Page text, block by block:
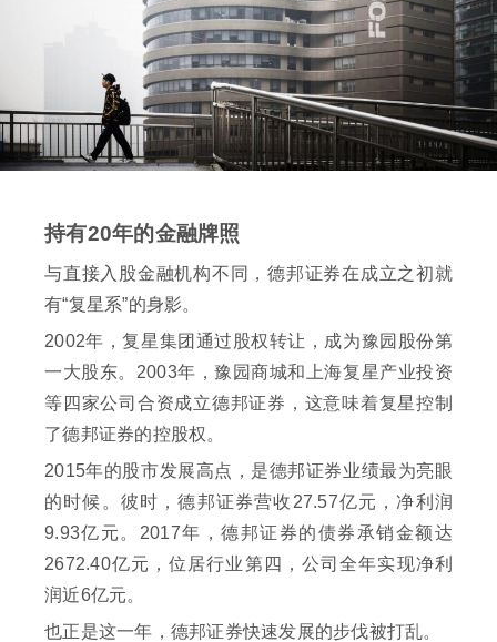
持有20年的金融牌照
与直接入股金融机构不同，德邦证券在成立之初就
有“复星系”的身影。
2002年，复星集团通过股权转让，成为豫园股份第
一大股东。2003年，豫园商城和上海复星产业投资
等四家公司合资成立德邦证券，这意味着复星控制
了德邦证券的控股权。
2015年的股市发展高点，是德邦证券业绩最为亮眼
的时候。彼时，德邦证券营收27.57亿元，净利润
9.93亿元。2017年，德邦证券的债券承销金额达
2672.40亿元，位居行业第四，公司全年实现净利
润近6亿元。
也正是这一年，德邦证券快速发展的步伐被打乱。